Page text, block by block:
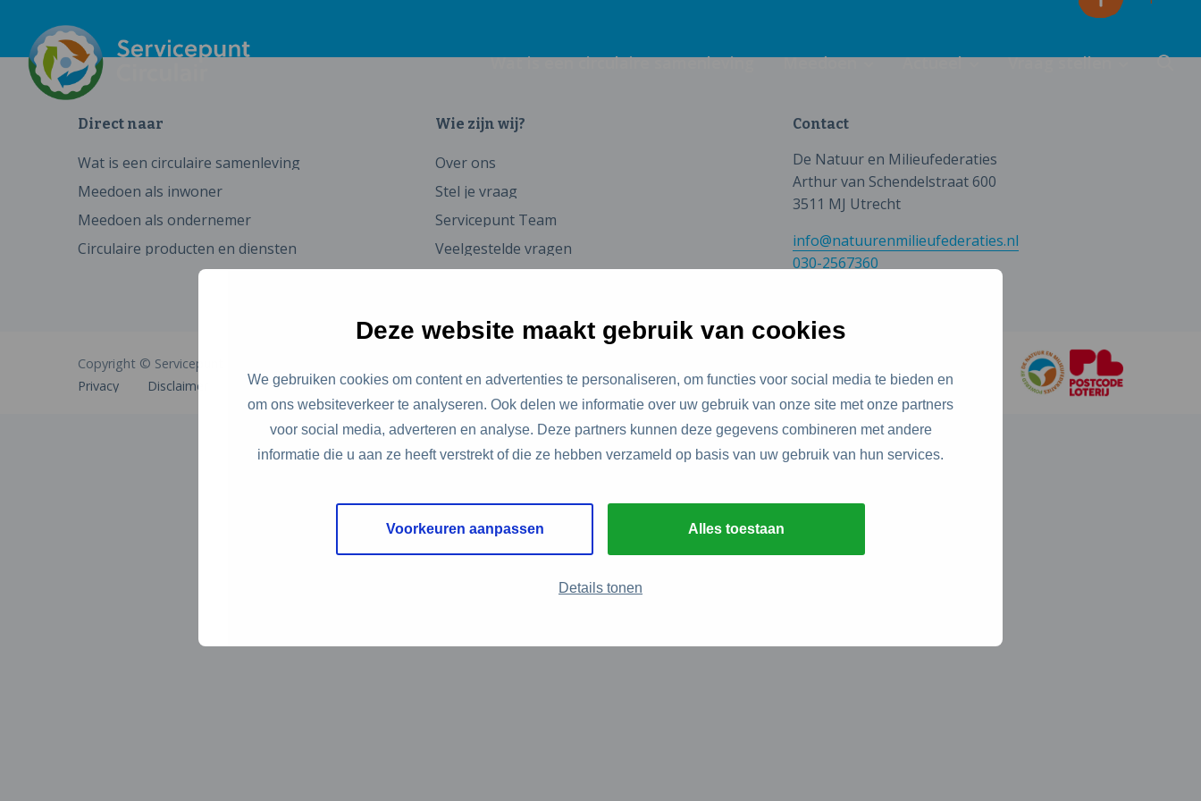
Deze website maakt gebruik van cookies
We gebruiken cookies om content en advertenties te personaliseren, om functies voor social media te bieden en
om ons websiteverkeer te analyseren. Ook delen we informatie over uw gebruik van onze site met onze partners
voor social media, adverteren en analyse. Deze partners kunnen deze gegevens combineren met andere
informatie die u aan ze heeft verstrekt of die ze hebben verzameld op basis van uw gebruik van hun services.
Voorkeuren aanpassen Alles toestaan
Details tonen
Wat is een circulaire samenleving Meedoen Actueel Vraag stellen
Direct naar
Wat is een circulaire samenleving
Meedoen als inwoner
Meedoen als ondernemer
Circulaire producten en diensten
Wie zijn wij?
Over ons
Stel je vraag
Servicepunt Team
Veelgestelde vragen
Contact
De Natuur en Milieufederaties
Arthur van Schendelstraat 600
3511 MJ Utrecht
info@natuurenmilieufederaties.nl
030-2567360
Copyright © Servicepunt Circulair
Privacy
Disclaimer Cookies Toegankelijkheid